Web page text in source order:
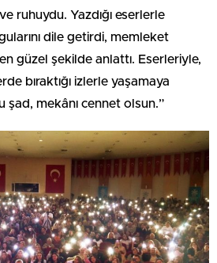
ruhuydu. Yazdığı eserlerle
dile getirdi, memleket
güzel şekilde anlattı. Eserleriyle,
bıraktığı izlerle yaşamaya
şad, mekânı cennet olsun.”